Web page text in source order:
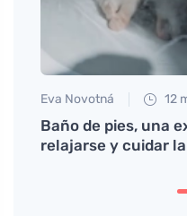
Eva Novotná 12
Baño de pies, una
relajarse y cuidar